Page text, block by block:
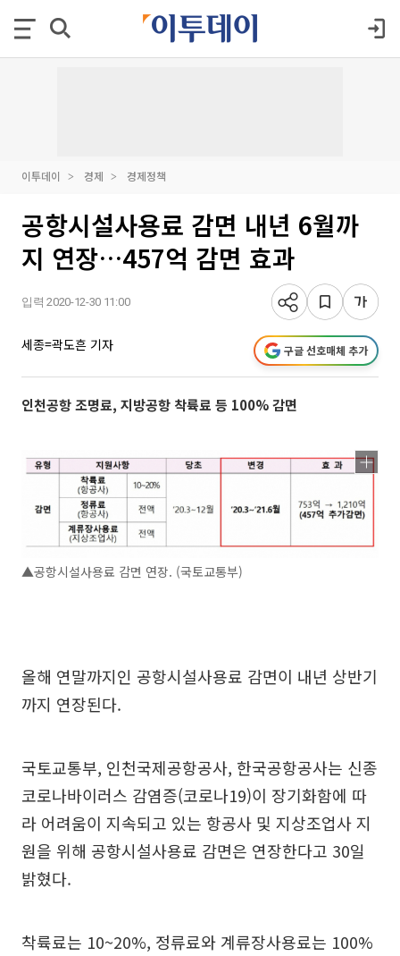
이투데이 경제 경제정책
공항시설사용료 감면 내년 6월까
지 연장…457억 감면 효과
입력 2020-12-30 11:00
세종=곽도흔 기자 구글 선호매체 추가
인천공항 조명료, 지방공항 착륙료 등 100% 감면
▲공항시설사용료 감면 연장. (국토교통부)
올해 연말까지인 공항시설사용료 감면이 내년 상반기
까지 연장된다.
국토교통부, 인천국제공항공사, 한국공항공사는 신종
코로나바이러스 감염증(코로나19)이 장기화함에 따
라 어려움이 지속되고 있는 항공사 및 지상조업사 지
원을 위해 공항시설사용료 감면은 연장한다고 30일
밝혔다.
착륙료는 10~20%, 정류료와 계류장사용료는 100%